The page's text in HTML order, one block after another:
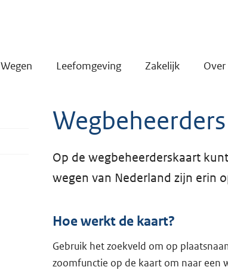
Wegen Leefomgeving Zakelijk Over
Wegbeheerders
Op de wegbeheerderskaart
wegen van Nederland zijn erin
Hoe werkt de kaart?
Gebruik het zoekveld om op
zoomfunctie op de kaart om naar een